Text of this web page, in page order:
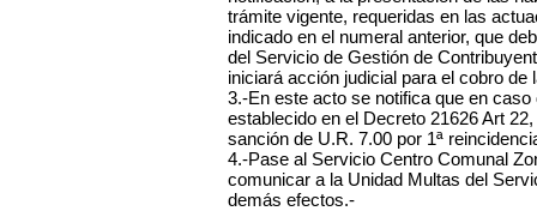
trámite vigente, requeridas en las
indicado en el numeral anterior, que
del Servicio de Gestión de
iniciará acción judicial para el cobro de
3.-En este acto se notifica que en
establecido en el Decreto 21626 Art
sanción de U.R. 7.00 por 1ª
4.-Pase al Servicio Centro Comunal
comunicar a la Unidad Multas del
demás efectos.-